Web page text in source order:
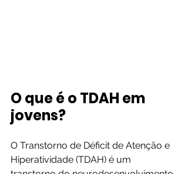
O que é o TDAH em
jovens?
O Transtorno de Déficit de Atenção e
Hiperatividade (TDAH) é um